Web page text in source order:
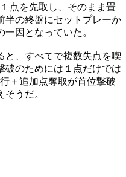
点を先取し、そのまま畳
半の終盤にセットプレーか
因となっていた。
と、すべてで複数失点を喫
破のためには１点だけでは
＋追加点奪取が首位撃破
うだ。